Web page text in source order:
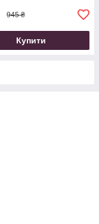
945 ₴
Купити